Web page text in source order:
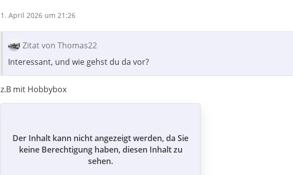
1. April 2026 um 21:26
Zitat von Thomas22
Interessant, und wie gehst du da vor?
z.B mit Hobbybox
Der Inhalt kann nicht angezeigt werden, da Sie
keine Berechtigung haben, diesen Inhalt zu
sehen.